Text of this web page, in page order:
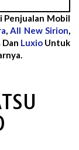
Penjualan Mobil
,All New Sirion,
Dan Luxio Untuk